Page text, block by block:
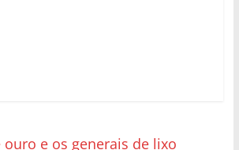
ouro e os generais de lixo